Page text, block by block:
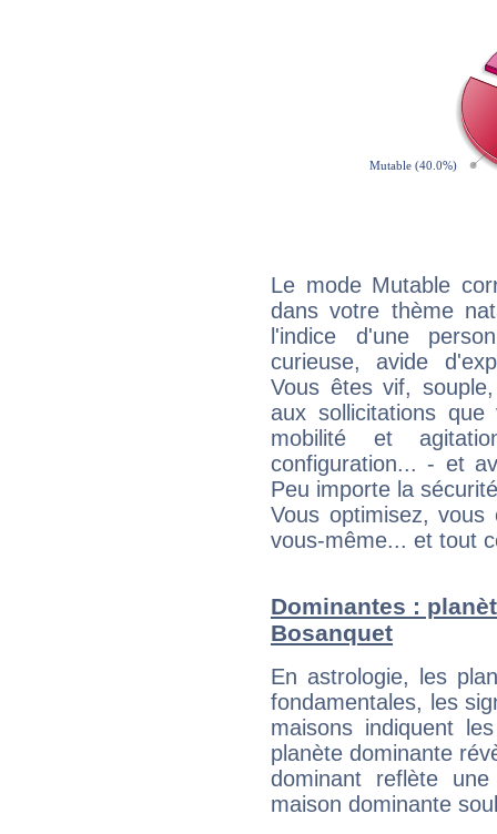
Le mode Mutable
dans votre thème
l'indice d'une
curieuse, avide
Vous êtes vif,
aux sollicitations
mobilité et
configuration... - et
Peu importe la
Vous optimisez, vous
vous-même... et tout
Dominantes :
Bosanquet
En astrologie, les
fondamentales, les
maisons indiquent
planète dominante
dominant reflète
maison dominante